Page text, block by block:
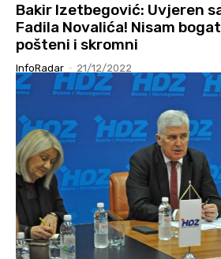
Bakir Izetbegović: Uvjeren
Fadila Novalića! Nisam
pošteni i skromni
InfoRadar - 21/12/2022